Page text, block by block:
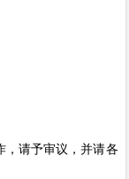
，请予审议，并请各